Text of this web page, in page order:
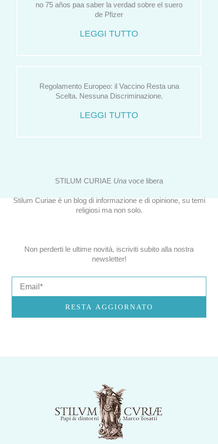
no 75 años paa saber la verdad sobre el suero
de Pfizer
LEGGI TUTTO
Regolamento Europeo: il Vaccino Resta una
Scelta. Nessuna Discriminazione.
LEGGI TUTTO
STILUM CURIAE Una voce libera
Stilum Curiae è un blog di informazione e di opinione, su temi
religiosi ma non solo.
Non perderti le ultime novità, iscriviti subito alla nostra
newsletter!
RESTA AGGIORNATO